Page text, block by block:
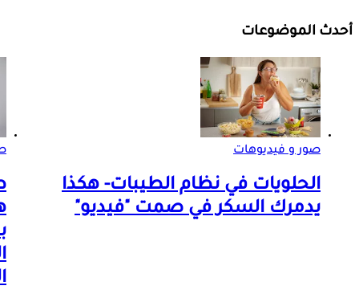
أحدث الموضوعات
صور و فيديوهات
الحلويات في نظام الطيبات- هكذا
يدمرك السكر في صمت "فيديو"